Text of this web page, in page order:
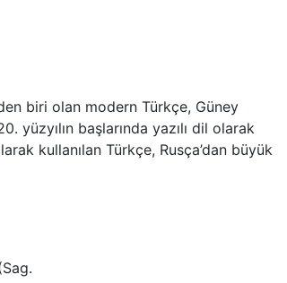
biri olan modern Türkçe, Güney
yüzyılın başlarında yazılı dil olarak
kullanılan Türkçe, Rusça’dan büyük